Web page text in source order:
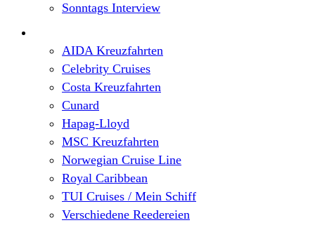
Sonntags Interview
AIDA Kreuzfahrten
Celebrity Cruises
Costa Kreuzfahrten
Cunard
Hapag-Lloyd
MSC Kreuzfahrten
Norwegian Cruise Line
Royal Caribbean
TUI Cruises / Mein Schiff
Verschiedene Reedereien